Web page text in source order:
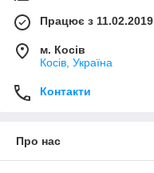
Працює з 11.02.2019
м. Косів
Косів, Україна
Контакти
Про нас